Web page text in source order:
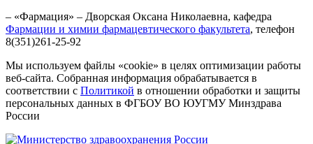
– «Фармация» – Дворская Оксана Николаевна, кафедра
Фармации и химии фармацевтического факультета, телефон
8(351)261-25-92
Мы используем файлы «cookie» в целях оптимизации работы
веб-сайта. Собранная информация обрабатывается в
соответствии с Политикой в отношении обработки и защиты
персональных данных в ФГБОУ ВО ЮУГМУ Минздрава
России